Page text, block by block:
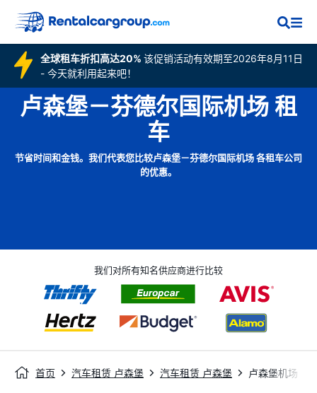
全球租车折扣高达20% 该促销活动有效期至2026年8月11日
- 今天就利用起来吧！
卢森堡－芬德尔国际机场 租
车
节省时间和金钱。我们代表您比较卢森堡－芬德尔国际机场 各租车公司
的优惠。
我们对所有知名供应商进行比较
首页 汽车租赁 卢森堡 汽车租赁 卢森堡 卢森堡机场